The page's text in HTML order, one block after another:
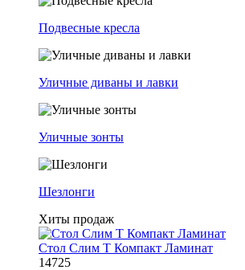
Подвесные кресла
Уличные диваны и лавки
Уличные зонты
Шезлонги
Хиты продаж
Стол Слим Т Компакт Ламинат
14725